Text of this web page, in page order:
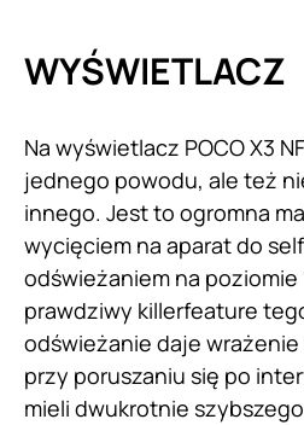
WYŚWIETLACZ
Na wyświetlacz POCO X3
jednego powodu, ale też
innego. Jest to ogromna
wycięciem na aparat do
odświeżaniem na poziomie
prawdziwy killerfeature
odświeżanie daje
przy poruszaniu się po
mieli dwukrotnie